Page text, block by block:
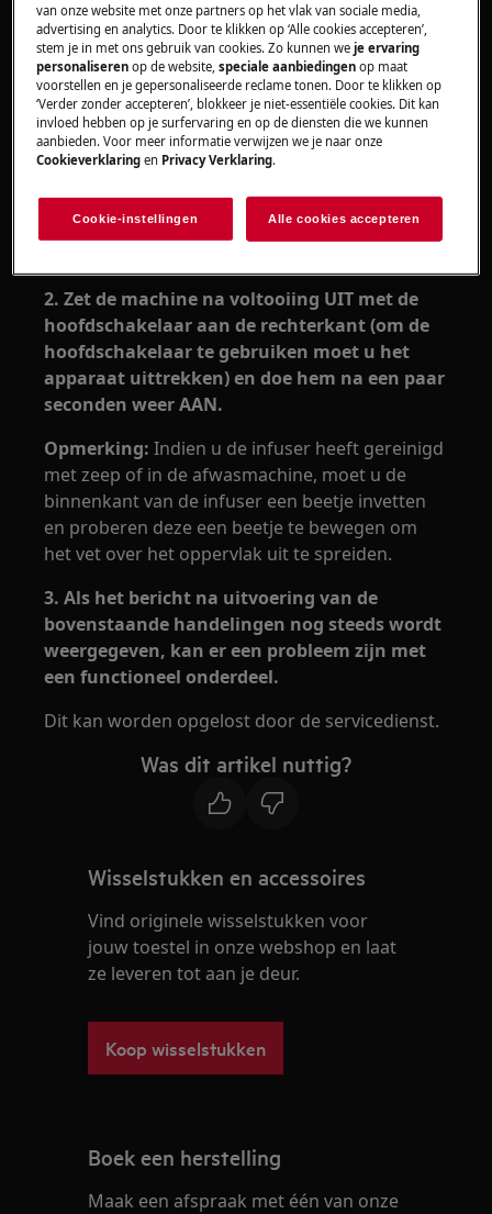
apparaat vuil heeft opgehoopt.
Reinig de binnenkant van het apparaat grondig,
zoals omschreven in de sectie 'Reiniging en
onderhoud' van de gebruikershandleiding.
U heeft wellicht een zaklamp nodig om beter en
apparaat zit.
2. Zet de machine na voltooiing UIT met de
hoofdschakelaar aan de rechterkant (om de
hoofdschakelaar te gebruiken moet u het
apparaat uittrekken) en doe hem na een paar
seconden weer AAN.
Opmerking: Indien u de infuser heeft gereinigd
met zeep of in de afwasmachine, moet u de
binnenkant van de infuser een beetje invetten
en proberen deze een beetje te bewegen om
het vet over het oppervlak uit te spreiden.
3. Als het bericht na uitvoering van de
bovenstaande handelingen nog steeds wordt
weergegeven, kan er een probleem zijn met
een functioneel onderdeel.
Dit kan worden opgelost door de servicedienst.
Was dit artikel nuttig?
Wisselstukken en accessoires
Vind originele wisselstukken voor
jouw toestel in onze webshop en laat
ze leveren tot aan je deur.
Koop wisselstukken
Boek een herstelling
Maak een afspraak met één van onze
van onze website met onze partners op het vlak van sociale media,
advertising en analytics. Door te klikken op ‘Alle cookies accepteren’,
stem je in met ons gebruik van cookies. Zo kunnen weje ervaring
personaliseren op de website,speciale aanbiedingen op maat
voorstellen en je gepersonaliseerde reclame tonen. Door te klikken op
‘Verder zonder accepteren’, blokkeer je niet-essentiële cookies. Dit kan
invloed hebben op je surfervaring en op de diensten die we kunnen
aanbieden. Voor meer informatie verwijzen we je naar onze
Cookieverklaring en Privacy Verklaring.
Cookie-instellingen Alle cookies accepteren